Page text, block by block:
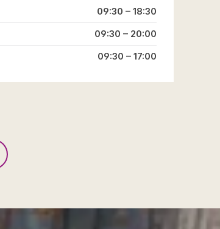
09:30 – 18:30
09:30 – 20:00
09:30 – 17:00